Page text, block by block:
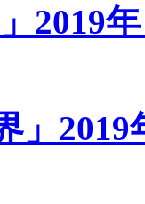
」
界」